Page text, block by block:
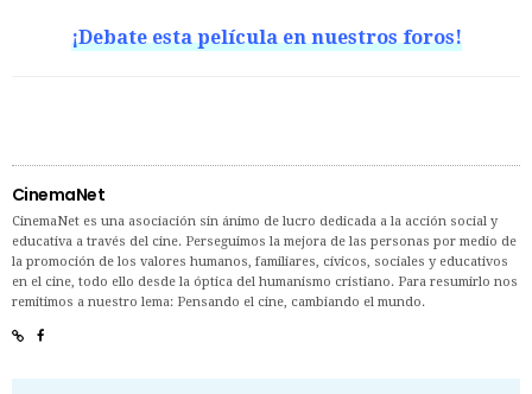
¡Debate esta película en nuestros foros!
CinemaNet
CinemaNet es una asociación sin ánimo de lucro dedicada a la acción social y
educativa a través del cine. Perseguimos la mejora de las personas por medio de
la promoción de los valores humanos, familiares, cívicos, sociales y educativos
en el cine, todo ello desde la óptica del humanismo cristiano. Para resumirlo nos
remitimos a nuestro lema: Pensando el cine, cambiando el mundo.